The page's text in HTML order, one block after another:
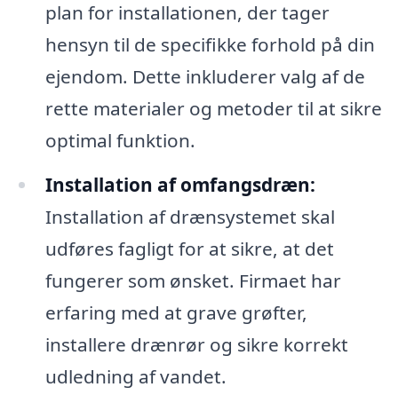
plan for installationen, der tager
hensyn til de specifikke forhold på din
ejendom. Dette inkluderer valg af de
rette materialer og metoder til at sikre
optimal funktion.
Installation af omfangsdræn:
Installation af drænsystemet skal
udføres fagligt for at sikre, at det
fungerer som ønsket. Firmaet har
erfaring med at grave grøfter,
installere drænrør og sikre korrekt
udledning af vandet.